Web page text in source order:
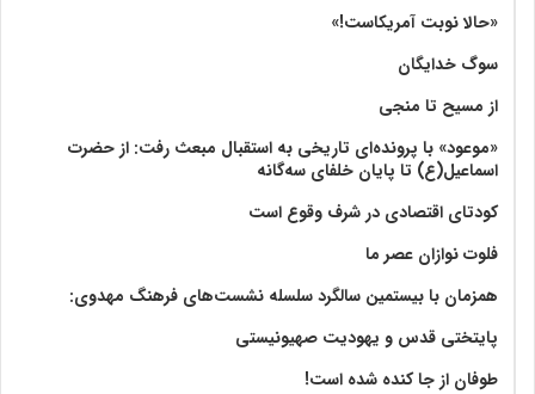
«حالا نوبت آمریکاست!»
سوگ خدایگان
از مسیح تا منجی
«موعود» با پرونده‌ای تاریخی به استقبال مبعث رفت: از حضرت
اسماعیل(ع) تا پایان خلفای سه‌گانه
کودتای اقتصادی در شرف وقوع است
فلوت نوازان عصر ما
همزمان با بیستمین سالگرد سلسله نشست‌های فرهنگ مهدوی:‌
پایتختی قدس و یهودیت صهیونیستی
طوفان از جا کنده شده است!